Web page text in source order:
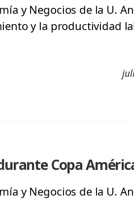
y Negocios de la U.
y la productividad
Copa
y Negocios de la U.